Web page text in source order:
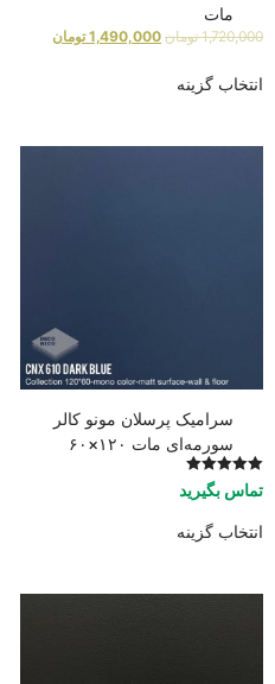
مات
1,720,000 تومان 1,490,000 تومان
انتخاب گزینه
سرامیک پرسلان مونو کالر
سورمه‌ای مات ۱۲۰×۶۰
امتیاز
5.00
تماس بگیرید
انتخاب گزینه